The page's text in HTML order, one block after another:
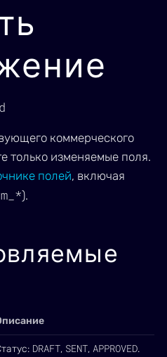
коммерческого
только изменяемые поля.
полей, включая
).
DRAFT, SENT, APPROVED.